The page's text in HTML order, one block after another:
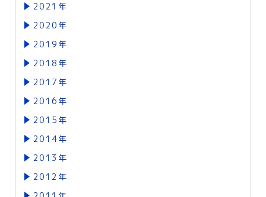
2021年
2020年
2019年
2018年
2017年
2016年
2015年
2014年
2013年
2012年